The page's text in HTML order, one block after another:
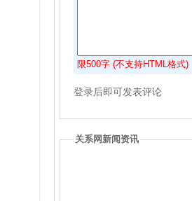
限500字 (不支持HTML格式)
登录后即可发表评论
关系网新闻资讯